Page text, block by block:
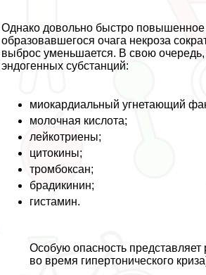
Однако довольно быстро повышенное
образовавшегося очага некроза
выброс уменьшается. В свою очередь,
эндогенных субстанций:
миокардиальный угнетающий
молочная кислота;
лейкотриены;
цитокины;
тромбоксан;
брадикинин;
гистамин.
Особую опасность
во время гипертонического